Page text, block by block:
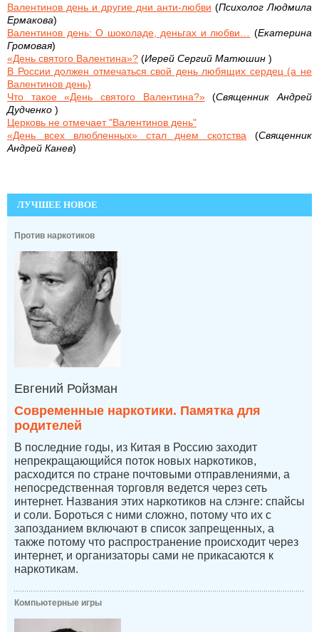
Валентинов день и другие дни анти-любви (Психолог Людмила
Ермакова)
Валентинов день: О шоколаде, деньгах и любви…
(Екатерина
Громовая)
«День святого Валентина»? (Иерей Сергий Матюшин )
В России должен отмечаться свой день любящих сердец (а не
Валентинов день)
Что такое «День святого Валентина?»(Священник Андрей
Дудченко )
Церковь не отмечает "Валентинов день"
«День всех влюбленных» стал днем скотства (Священник
Андрей Канев)
ЛУЧШЕЕ НОВОЕ
Против наркотиков
Евгений Ройзман
Современные наркотики. Памятка для
родителей
В последние годы, из Китая в Россию заходит
непрекращающийся поток новых наркотиков,
расходится по стране почтовыми отправлениями, а
непосредственная торговля ведется через сеть
интернет. Названия этих наркотиков на слэнге: спайсы
и соли. Бороться с ними сложно, потому что их с
запозданием включают в список запрещенных, а
также потому что распространение происходит через
интернет, и организаторы сами не прикасаются к
наркотикам.
Компьютерные игры